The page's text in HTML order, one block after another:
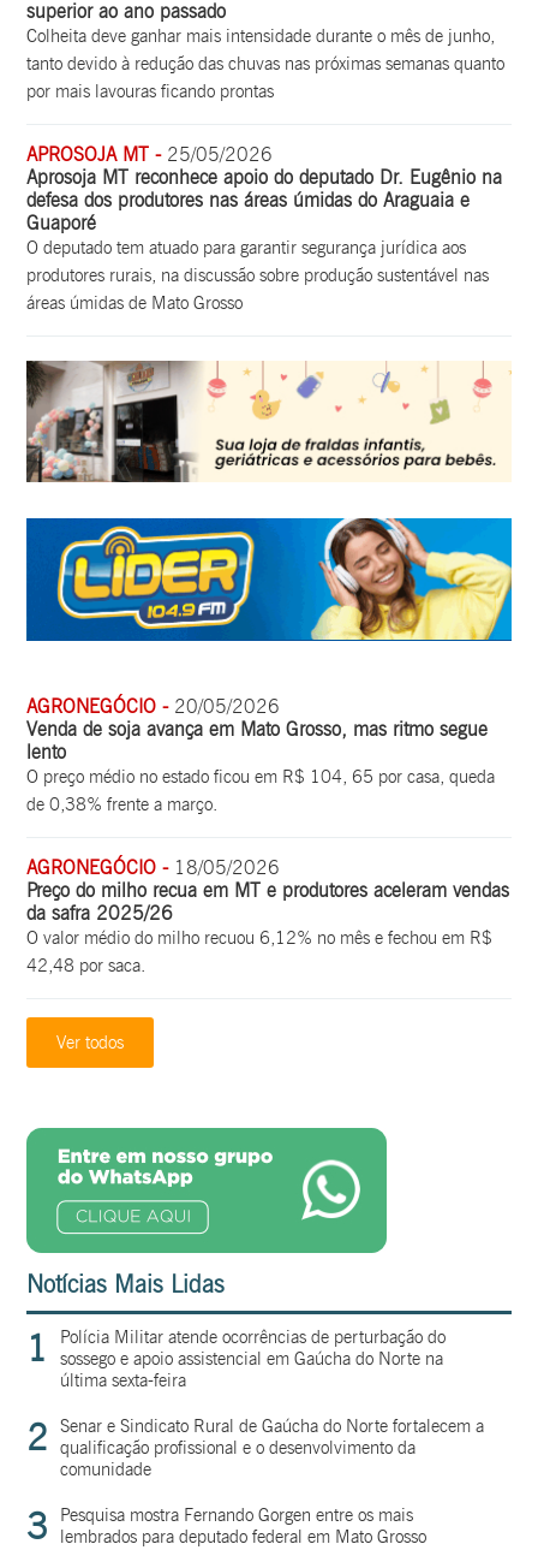
superior ao ano passado
Colheita deve ganhar mais intensidade durante o mês de junho,
tanto devido à redução das chuvas nas próximas semanas quanto
por mais lavouras ficando prontas
APROSOJA MT -25/05/2026
Aprosoja MT reconhece apoio do deputado Dr. Eugênio na
defesa dos produtores nas áreas úmidas do Araguaia e
Guaporé
O deputado tem atuado para garantir segurança jurídica aos
produtores rurais, na discussão sobre produção sustentável nas
áreas úmidas de Mato Grosso
AGRONEGÓCIO -20/05/2026
Venda de soja avança em Mato Grosso, mas ritmo segue
lento
O preço médio no estado ficou em R$ 104, 65 por casa, queda
de 0,38% frente a março.
AGRONEGÓCIO -18/05/2026
Preço do milho recua em MT e produtores aceleram vendas
da safra 2025/26
O valor médio do milho recuou 6,12% no mês e fechou em R$
42,48 por saca.
Ver todos
Notícias Mais Lidas
1
Polícia Militar atende ocorrências de perturbação do
sossego e apoio assistencial em Gaúcha do Norte na
última sexta-feira
2
Senar e Sindicato Rural de Gaúcha do Norte fortalecem a
qualificação profissional e o desenvolvimento da
comunidade
3
Pesquisa mostra Fernando Gorgen entre os mais
lembrados para deputado federal em Mato Grosso